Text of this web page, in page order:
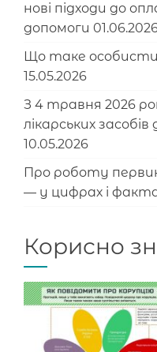
нові підходи до
допомоги
Що таке
15.05.2026
З 4 травня 2026
лікарських
10.05.2026
Про роботу
— у цифрах і
Корисно